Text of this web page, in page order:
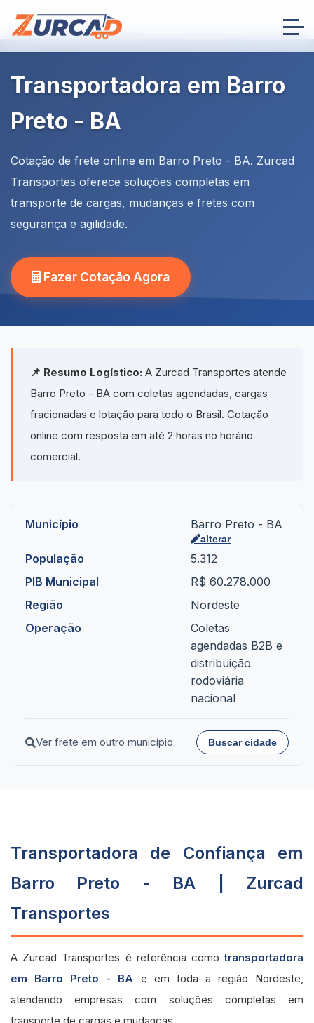
Transportadora em Barro
Preto - BA
Cotação de frete online em Barro Preto - BA. Zurcad
Transportes oferece soluções completas em
transporte de cargas, mudanças e fretes com
segurança e agilidade.
Fazer Cotação Agora
📌 Resumo Logístico: A Zurcad Transportes atende
Barro Preto - BA com coletas agendadas, cargas
fracionadas e lotação para todo o Brasil. Cotação
online com resposta em até 2 horas no horário
comercial.
Município Barro Preto - BA
alterar
População
5.312
PIB Municipal
R$ 60.278.000
Região
Nordeste
Operação
Coletas
agendadas B2B e
distribuição
rodoviária
nacional
Ver frete em outro município Buscar cidade
Transportadora de Confiança em
Barro Preto - BA | Zurcad
Transportes
A Zurcad Transportes é referência comotransportadora
em Barro Preto - BA e em toda a região Nordeste,
atendendo empresas com soluções completas em